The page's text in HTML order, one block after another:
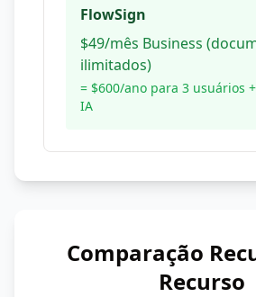
FlowSign
$49/mês Business
ilimitados)
= $600/ano para 3 usuários
IA
Comparação
Recurso